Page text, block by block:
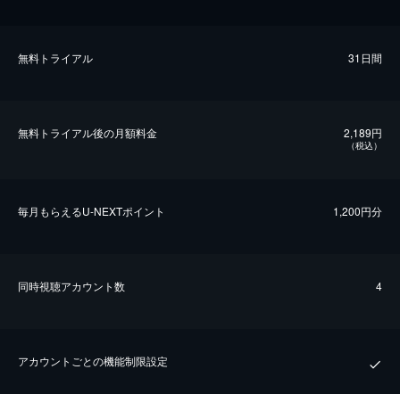
無料トライアル 31日間
無料トライアル後の⽉額料金 2,189円
（税込）
毎⽉もらえるU-NEXTポイント 1,200円分
同時視聴アカウント数 4
アカウントごとの機能制限設定